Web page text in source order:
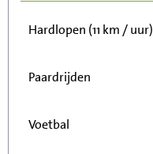
Hardlopen (11 km / uur)
Paardrijden
Voetbal